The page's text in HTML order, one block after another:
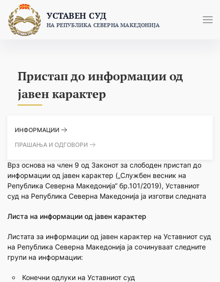
content
УСТАВЕН СУД
НА РЕПУБЛИКА СЕВЕРНА МАКЕДОНИЈА
Пристап до информации од
јавен карактер
ИНФОРМАЦИИ
ПРАШАЊА И ОДГОВОРИ
Врз основа на член 9 од Законот за слободен пристап до
информации од јавен карактер („Службен весник на
Република Северна Македонија“ бр.101/2019), Уставниот
суд на Република Северна Македонија ја изготви следната
Листа на информации од јавен карактер
Листата за информации од јавен карактер на Уставниот суд
на Република Северна Македонија ја сочинуваат следните
групи на информации:
Конечни одлуки на Уставниот суд